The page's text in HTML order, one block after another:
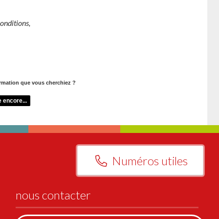
que vous cherchiez ?
encore...
Numéros utiles
nous contacter